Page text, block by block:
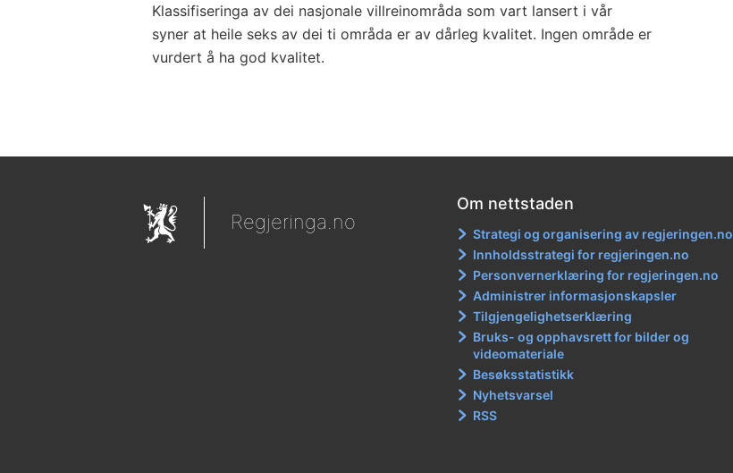
Klassifiseringa av dei nasjonale villreinområda som vart lansert i vår
syner at heile seks av dei ti områda er av dårleg kvalitet. Ingen område er
vurdert å ha god kvalitet.
Regjeringa.no
Om nettstaden
Strategi og organisering av regjeringen.no
Innholdsstrategi for regjeringen.no
Personvernerklæring for regjeringen.no
Administrer informasjonskapsler
Tilgjengelighetserklæring
Bruks- og opphavsrett for bilder og
videomateriale
Besøksstatistikk
Nyhetsvarsel
RSS